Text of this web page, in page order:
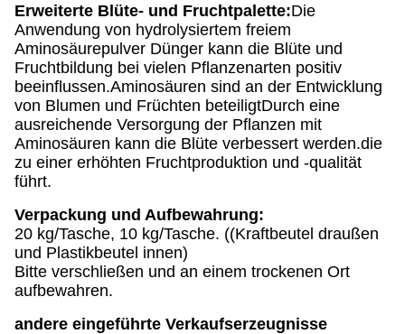
Erweiterte Blüte- und Fruchtpalette:Die
Anwendung von hydrolysiertem freiem
Aminosäurepulver Dünger kann die Blüte und
Fruchtbildung bei vielen Pflanzenarten positiv
beeinflussen.Aminosäuren sind an der Entwicklung
von Blumen und Früchten beteiligtDurch eine
ausreichende Versorgung der Pflanzen mit
Aminosäuren kann die Blüte verbessert werden.die
zu einer erhöhten Fruchtproduktion und -qualität
führt.
Verpackung und Aufbewahrung:
20 kg/Tasche, 10 kg/Tasche. ((Kraftbeutel draußen
und Plastikbeutel innen)
Bitte verschließen und an einem trockenen Ort
aufbewahren.
andere eingeführte Verkaufserzeugnisse